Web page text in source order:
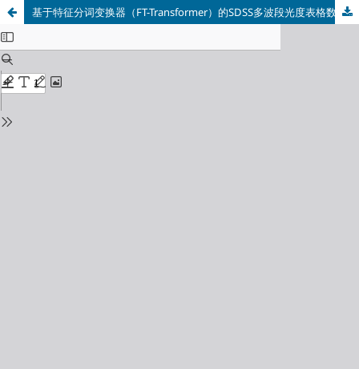
基于特征分词变换器（FT-Transformer）的SDSS多波段光度表格数据天体分类研究